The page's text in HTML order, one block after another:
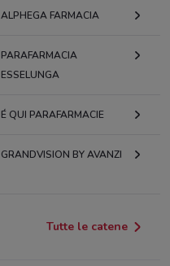
ALPHEGA FARMACIA
PARAFARMACIA
ESSELUNGA
É QUI PARAFARMACIE
GRANDVISION BY AVANZI
Tutte le catene